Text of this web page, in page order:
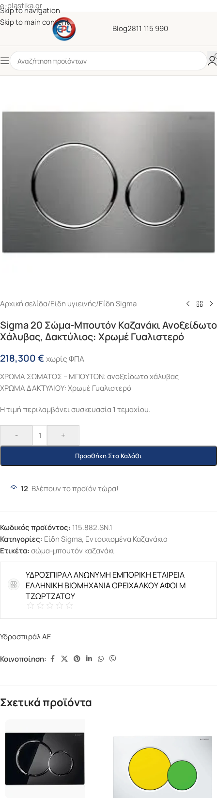
e-plastika.gr
Skip to navigation
Skip to main content
Blog2811 115 990
Αρχική σελίδα/Είδη υγιεινής/Είδη Sigma
Sigma 20 Σώμα-Μπουτόν Καζανάκι Ανοξείδωτο
Χάλυβας, Δακτύλιος: Χρωμέ Γυαλιστερό
218,300€ χωρίς ΦΠΑ
ΧΡΩΜΑ ΣΩΜΑΤΟΣ – ΜΠΟΥΤΟΝ: ανοξείδωτο χάλυβας
ΧΡΩΜΑ ΔΑΚΤΥΛΙΟΥ: Χρωμέ Γυαλιστερό
Η τιμή περιλαμβάνει συσκευασία 1 τεμαχίου.
- +
Προσθήκη Στο Καλάθι
12 Βλέπουν το προϊόν τώρα!
Κωδικός προϊόντος: 115.882.SN.1
Κατηγορίες: Είδη Sigma, Εντοιχισμένα Καζανάκια
Ετικέτα:σώμα-μπουτόν καζανάκι
ΥΔΡΟΣΠΙΡΑΛ ΑΝΩΝΥΜΗ ΕΜΠΟΡΙΚΗ ΕΤΑΙΡΕΙΑ
ΕΛΛΗΝΙΚΗ ΒΙΟΜΗΧΑΝΙΑ ΟΡΕΙΧΑΛΚΟΥ ΑΦΟΙ Μ
ΤΖΩΡΤΖΑΤΟΥ
Υδροσπιράλ ΑΕ
Κοινοποίηση:
Σχετικά προϊόντα